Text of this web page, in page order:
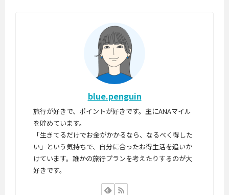
blue.penguin
旅行が好きで、ポイントが好きです。主にANAマイル
を貯めています。
「生きてるだけでお金がかかるなら、なるべく得した
い」という気持ちで、自分に合ったお得生活を追いか
けています。誰かの旅行プランを考えたりするのが大
好きです。